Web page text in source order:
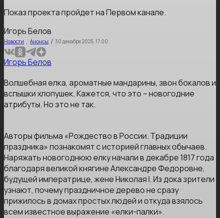
Показ проекта пройдет на Первом канале.
Игорь Белов
Новости , Анонсы / 30 декабря 2025, 17:00
Игорь Белов
Волшебная елка, ароматные мандарины, звон бокалов и
вспышки хлопушек. Кажется, что это – новогодние
атрибуты. Но это не так.
Авторы фильма «Рождество в России. Традиции
праздника» познакомят с историей главных обычаев.
Наряжать новогоднюю елку начали в декабре 1817 года
благодаря великой княгине Александре Федоровне,
будущей императрице, жене Николая І. Из дока зрители
узнают, почему праздничное дерево не сразу
прижилось в домах простых людей и откуда взялось
всем известное выражение «елки-палки».